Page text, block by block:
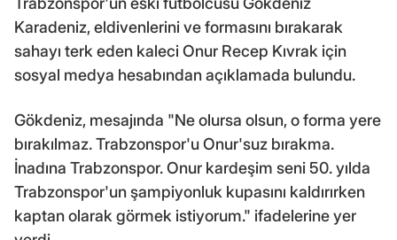
Karadeniz, eldivenlerini ve formasını bırakarak
sahayı terk eden kaleci Onur Recep Kıvrak için
sosyal medya hesabından açıklamada bulundu.
Gökdeniz, mesajında "Ne olursa olsun, o forma yere
bırakılmaz. Trabzonspor'u Onur'suz bırakma.
İnadına Trabzonspor. Onur kardeşim seni 50. yılda
Trabzonspor'un şampiyonluk kupasını kaldırırken
kaptan olarak görmek istiyorum." ifadelerine yer